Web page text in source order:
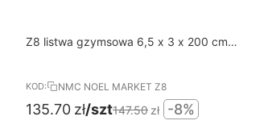
8%
Darmowa dostawa od 400 PLN
Z8 listwa gzymsowa 6,5 x 3 x 200 cm
KOD: NMC NOEL MARKET Z8
135.70 zł/szt147.50 zł -8%